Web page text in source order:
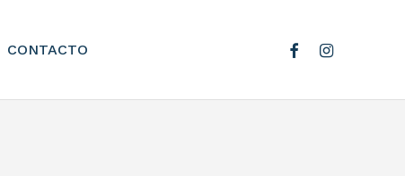
CONTACTO facebookinstagram